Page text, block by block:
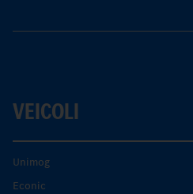
VEICOLI
Unimog
Econic